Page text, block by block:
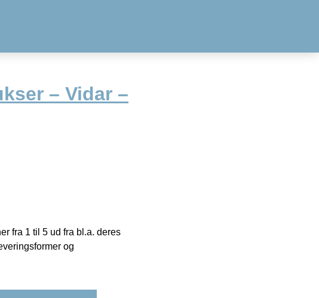
– Vidar –
fra 1 til 5 ud fra bl.a. deres
og